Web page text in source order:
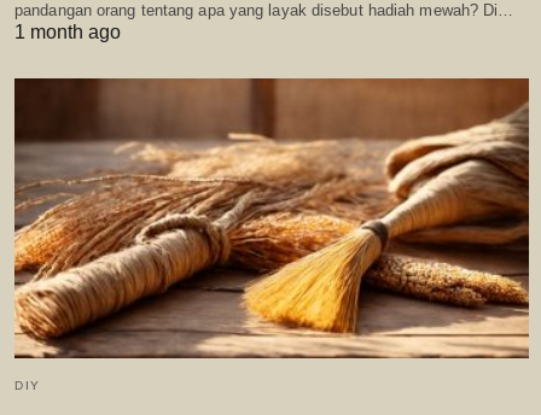
pandangan orang tentang apa yang layak disebut hadiah mewah? Di…
1 month ago
DIY